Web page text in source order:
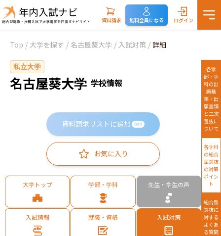
資料請求 無料会員になる ログイン
Top / 大学を探す / 名古屋葵大学 / 入試対策 / 詳細
私立大学
名古屋葵大学 学校情報
資料請求リストに追加 無料
お気に入り
大学トップ 学部・学科 先生・学生の声
入試情報 就職・資格 入試対策
各学
部・学
科の出
願基
準・出
願書類
と二次
選抜に
ついて
各学科
の総合
型選抜
の対策
ポイン
ト
総合型
選抜に
対する
よくあ
る質問